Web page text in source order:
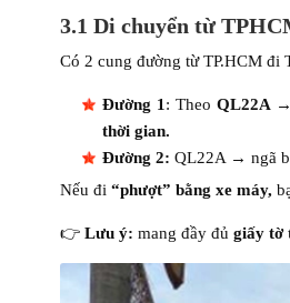
3.1 Di chuyển từ
Có 2 cung đường từ TP.HCM đi
Đường 1: Theo QL22A
thời gian.
Đường 2: QL22A → ngã
Nếu đi “phượt” bằng xe máy,
👉 Lưu ý: mang đầy đủ giấy tờ